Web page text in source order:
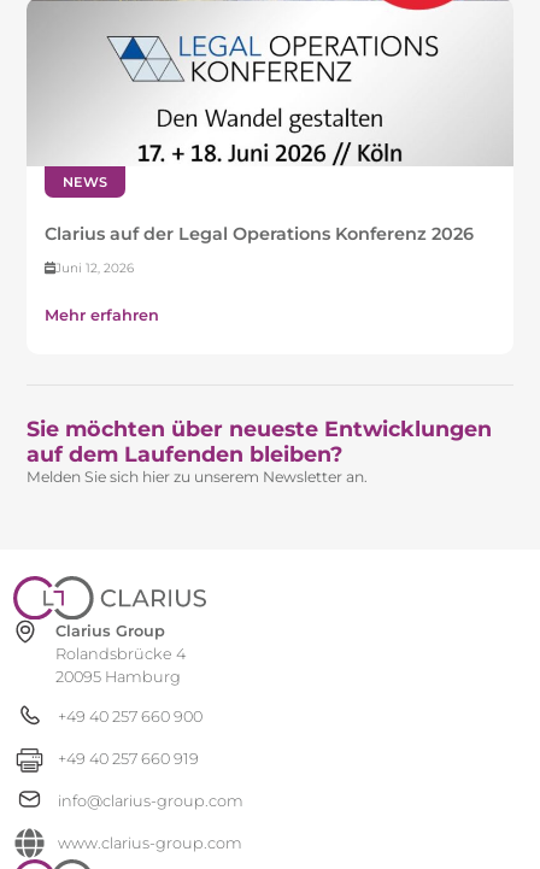
NEWS
Clarius auf der Legal Operations Konferenz 2026
Juni 12, 2026
Mehr erfahren
Sie möchten über neueste Entwicklungen
auf dem Laufenden bleiben?​
Melden Sie sich hier zu unserem Newsletter an.
Clarius Group
Rolandsbrücke 4
20095 Hamburg
+49 40 257 660 900
+49 40 257 660 919
info@clarius-group.com
www.clarius-group.com